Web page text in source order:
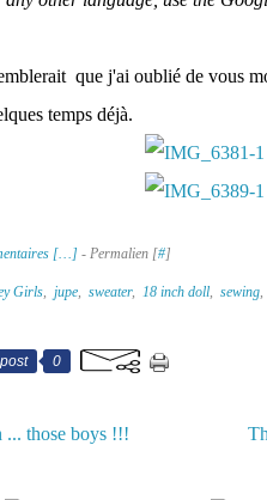
que j'ai oublié de vous
temps déjà.
[…] - Permalien [#]
Girls, jupe, sweater, 18 inch doll, sewing,
0
... those boys !!!